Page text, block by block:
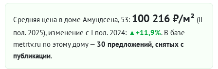
Средняя цена в доме Амундсена, 53: 100 216 ₽/м² (II
пол. 2025), изменение с I пол. 2024: +11,9%. В базе
metrtv.ru по этому дому — 30 предложений, снятых с
публикации.